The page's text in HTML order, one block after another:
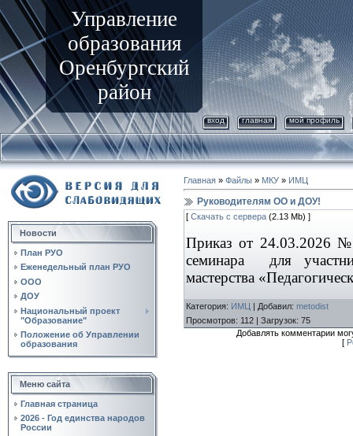
Управление
образования
Оренбургский
район
вход главная мой профиль
Новости
План РУО
Еженедельный план РУО
ООО
ДОУ
Национальный проект
"Образование"
Положение об Управлении
образования
Меню сайта
Главная страница
2026 - Год единства народов
России
Главная » Файлы » МКУ » ИМЦ
Руководителям ОО и ДОУ!
[ Скачать с сервера (2.13 Mb) ]
Приказ от 24.03.2026 №
семинара
для
мастерства
Категория: ИМЦ | Добавил: metodist
Просмотров: 112 | Загрузок: 75
Добавлять комментарии
[